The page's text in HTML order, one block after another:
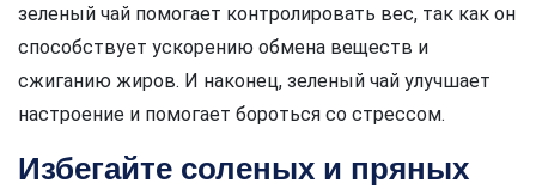
зеленый чай помогает контролировать вес, так как он
способствует ускорению обмена веществ и
сжиганию жиров. И наконец, зеленый чай улучшает
настроение и помогает бороться со стрессом.
Избегайте соленых и пряных